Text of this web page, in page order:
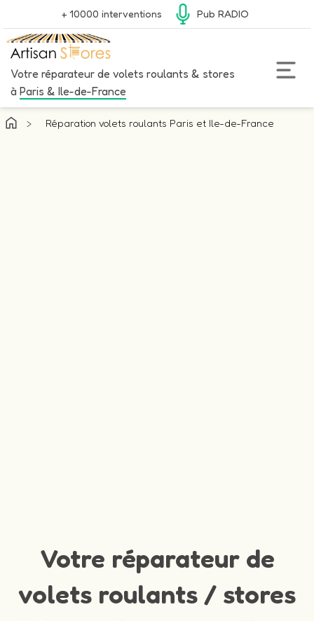
+ 10000 interventions Pub RADIO
Votre réparateur de volets roulants & stores
à Paris & Ile-de-France
> Réparation volets roulants Paris et Ile-de-France
Votre réparateur de
volets roulants / stores